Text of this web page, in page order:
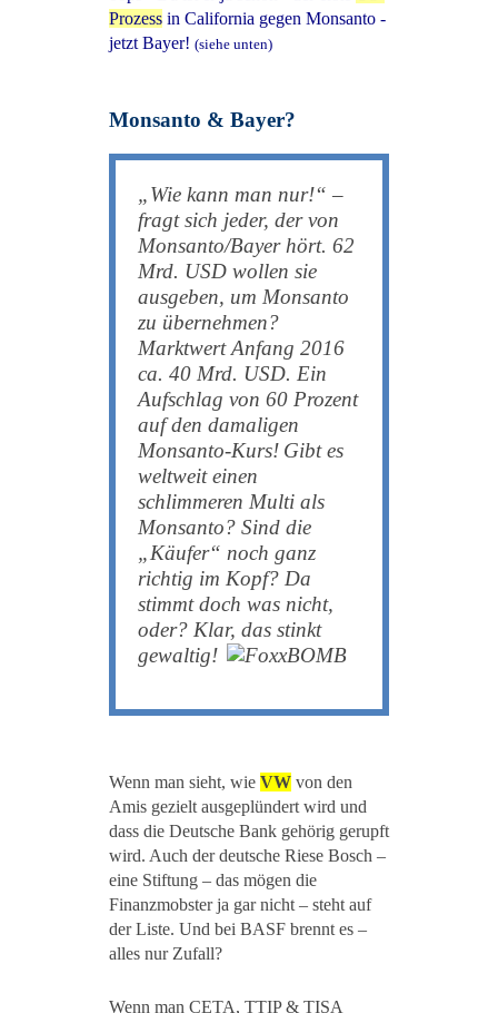
Prozess in California gegen Monsanto -
jetzt Bayer! (siehe unten)
Monsanto & Bayer?
„Wie kann man nur!“ –
fragt sich jeder, der von
Monsanto/Bayer hört. 62
Mrd. USD wollen sie
ausgeben, um Monsanto
zu übernehmen?
Marktwert Anfang 2016
ca. 40 Mrd. USD. Ein
Aufschlag von 60 Prozent
auf den damaligen
Monsanto-Kurs! Gibt es
weltweit einen
schlimmeren Multi als
Monsanto? Sind die
„Käufer“ noch ganz
richtig im Kopf? Da
stimmt doch was nicht,
oder? Klar, das stinkt
gewaltig!
Wenn man sieht, wie VW von den
Amis gezielt ausgeplündert wird und
dass die Deutsche Bank gehörig gerupft
wird. Auch der deutsche Riese Bosch –
eine Stiftung – das mögen die
Finanzmobster ja gar nicht – steht auf
der Liste. Und bei BASF brennt es –
alles nur Zufall?
Wenn man CETA, TTIP & TISA